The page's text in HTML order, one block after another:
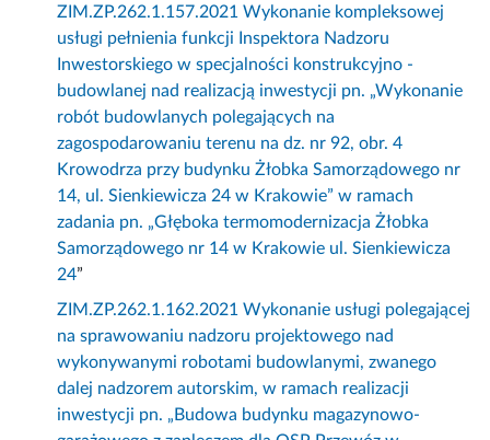
ZIM.ZP.262.1.157.2021 Wykonanie kompleksowej
usługi pełnienia funkcji Inspektora Nadzoru
Inwestorskiego w specjalności konstrukcyjno -
budowlanej nad realizacją inwestycji pn. „Wykonanie
robót budowlanych polegających na
zagospodarowaniu terenu na dz. nr 92, obr. 4
Krowodrza przy budynku Żłobka Samorządowego nr
14, ul. Sienkiewicza 24 w Krakowie” w ramach
zadania pn. „Głęboka termomodernizacja Żłobka
Samorządowego nr 14 w Krakowie ul. Sienkiewicza
24”
ZIM.ZP.262.1.162.2021 Wykonanie usługi polegającej
na sprawowaniu nadzoru projektowego nad
wykonywanymi robotami budowlanymi, zwanego
dalej nadzorem autorskim, w ramach realizacji
inwestycji pn. „Budowa budynku magazynowo-